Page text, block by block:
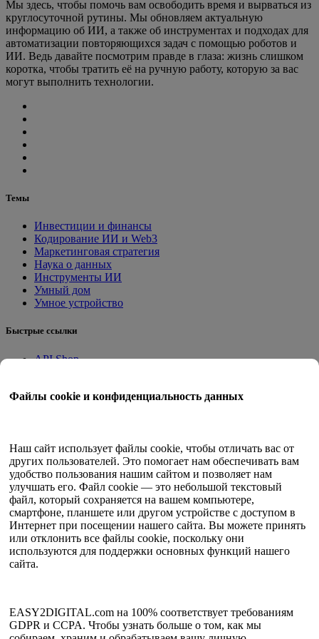
Файлы cookie и конфиденциальность данных
Наш сайт использует файлы cookie, чтобы отличать вас от
других пользователей. Это помогает нам обеспечивать вам
удобство пользования нашим сайтом и позволяет нам
улучшать его. Файл cookie — это небольшой текстовый
файл, который сохраняется на вашем компьютере,
смартфоне, планшете или другом устройстве с доступом в
Интернет при посещении нашего сайта. Вы можете принять
или отклонить все файлы cookie, поскольку они
используются для поддержки основных функций нашего
сайта.
EASY2DIGITAL.com на 100% соответствует требованиям
GDPR и CCPA. Чтобы узнать больше о том, как мы
Мы здесь, чтобы помочь вам освободить время и вырваться из
круглосуточной рутины. Мы обновляем актуальную
информацию об ИИ, а также об инструментах и подходах для
автоматизации повторяющихся задач с помощью роботов и
ИИ. Ведь давайте посмотрим правде в глаза: жизнь слишком
коротка, чтобы тратить её на ручную работу, которую за вас
могут выполнить технологии.
Темы
Инвестиции и финансы
Кодирование ИИ и Web3
Маркетинговая стратегия
Наука о данных
Инструменты ИИ
Умный дом
Умное устройство
Быстрые ссылки
API Shop
Квант Трейд
Документы
API-тестер
HTML-карта сайта
Язык
Английский
упрощенный китайский
испанский
Французский